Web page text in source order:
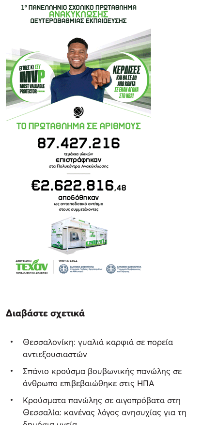
Διαβάστε σχετικά
Θεσσαλονίκη: γυαλιά καρφιά σε πορεία
αντιεξουσιαστών
Σπάνιο κρούσμα βουβωνικής πανώλης σε
άνθρωπο επιβεβαιώθηκε στις ΗΠΑ
Kρούσματα πανώλης σε αιγοπρόβατα στη
Θεσσαλία: κανένας λόγος ανησυχίας για τη